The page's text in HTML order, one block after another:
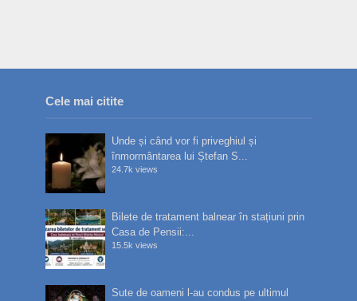
Cele mai citite
Unde și când vor fi priveghiul și
înmormântarea lui Ștefan S...
24.7k views
Bilete de tratament balnear în stațiuni prin
Casa de Pensii:...
15.5k views
Sute de oameni l-au condus pe ultimul